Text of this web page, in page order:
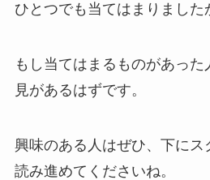
ひとつでも当てはまりました
もし当てはまるものがあっ
見があるはずです。
興味のある人はぜひ、下にス
読み進めてくださいね。